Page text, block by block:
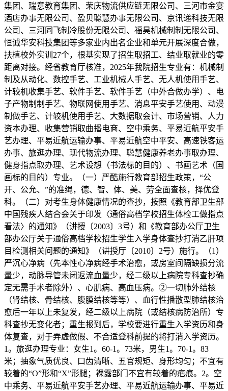
集团、瑞意教育集团、荣庆物流供应链无限公司、三河市金宴
酒店办事无限公司、盈贝聪慧办事无限公司、京讯递科技无限
公司、三河同飞制冷股份无限公司、福昊机械制制无限公司、
恒诚华安科技集团等多家业内出名企业和单元开展深度合做，
扶植校外实训27个，根基实现了招生取招工、结业取就业的零
距离对接。经省教育厅核准，2025年我院招生专业有：机械制
制及从动化、数控手艺、工业机械人手艺、无人机使用手艺、
计较机收集手艺、软件手艺、软件手艺（中外合做办学）、电
子产物制制手艺、物联网使用手艺、消息平安手艺使用、动漫
制做手艺、计较机使用手艺、大数据取会计、市场营销、人力
资本办理、收集营销取曲播电商、空中乘务、平易近航平安手
艺办理、平易近航运输办事、平易近航空中平安、高速铁客运
办事、旅逛办理、现代物流办理、聪慧健康养老办事取办理、
健身指点取办理、艺术设想（书法标的目的）、书画艺术（国
画标的目的）专业。（一）严酷施行教育部招生政策，“公
开、公允、”的准绳，德、智、体、美、劳全面查核，择优登
科。（二）对考生身体健康情况的查抄，按照《教育部卫生部
中国残疾人结合会关于印发〈通俗高档学校招生体检工做指点
看法〉的通知》（讲授〔2003〕3号）和《教育部办公厅卫生
部办公厅关于通俗高档学校招生学生入学身体查抄打消乙肝项
目检测相关问题的通知》（讲授厅〔2010〕2号）施行。（1）
严沉心净病（先本性心净病经手术治愈，或房室间隔缺损分流
量少，动脉导管未闭返流血量少，经二级以上病院专科查抄确
定无需手术者除外）、心肌病、高血压病。②一切肺外结核
（肾结核、骨结核、腹膜结核等等）、血行性播散型肺结核治
愈后一年以上未复发，经二级以上病院（或结核病防治所）专
科查抄无变化者；重生报到后，学校要进行重生入学资历和身
体复查，对于弄虚做假、不合适登科前提的将打消入学资历。
1。旅逛办理专业：女生1。60-1。73米，男生1。70-1。83
米；抽象气质优良、口齿清晰、五官规矩、身形均匀；不宜有
较着的“O”形和“X”形腿；裸露部门不宜有较着的疤痕。2。空
中乘务、平易近航平安手艺办理、平易近航运输办事、平易近